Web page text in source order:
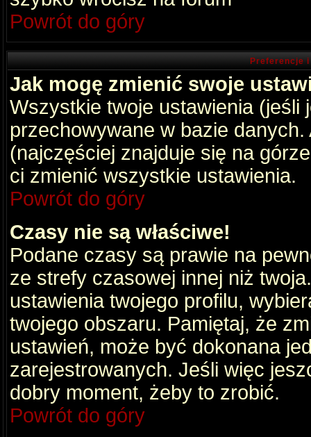
Powrót do góry
Preferencje
Jak mogę zmienić swoje
Wszystkie twoje ustawienia (jeśli
przechowywane w bazie
(najczęściej znajduje się na
ci zmienić wszystkie ustawienia.
Powrót do góry
Czasy nie są właściwe!
Podane czasy są prawie na
ze strefy czasowej innej niż
ustawienia twojego profilu,
twojego obszaru. Pamiętaj, że
ustawień, może być dokonana
zarejestrowanych. Jeśli więc
dobry moment, żeby to zrobić.
Powrót do góry